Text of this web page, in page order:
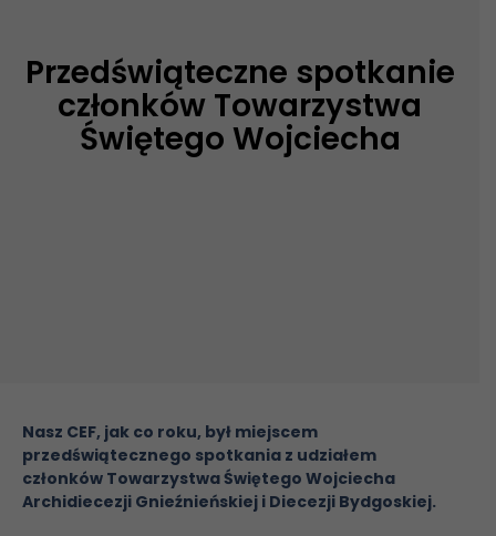
Przedświąteczne spotkanie
członków Towarzystwa
Świętego Wojciecha
Nasz CEF, jak co roku, był miejscem
przedświątecznego spotkania z udziałem
członków Towarzystwa Świętego Wojciecha
Archidiecezji Gnieźnieńskiej i Diecezji Bydgoskiej.